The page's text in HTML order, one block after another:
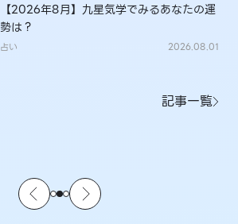
【2026年8月】九星気学でみるあなたの運
勢は？
占い 2026.08.01
記事一覧